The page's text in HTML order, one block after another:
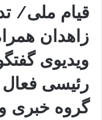
قیام ملی/
زاهدان
ویدیوی
رئیسی
گروه خبری